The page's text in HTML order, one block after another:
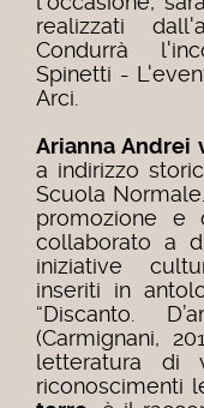
realizzati
Condurrà
Spinetti -
Arci.
Arianna Andrei
a indirizzo
Scuola
promozione e
collaborato a
iniziative
inseriti in
“Discanto.
(Carmignani,
letteratura di
riconoscimenti